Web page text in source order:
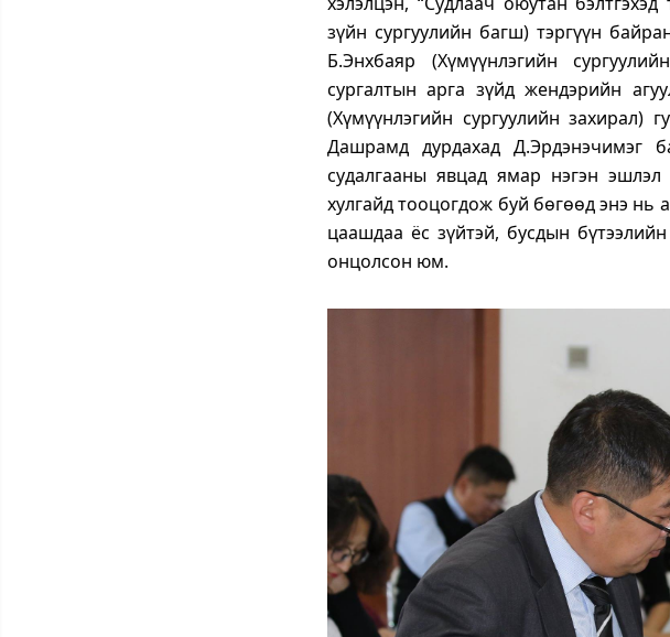
зүйн сургуулийн багш) тэргүүн
Б.Энхбаяр (Хүмүүнлэгийн
сургалтын арга зүйд жендэрийн
(Хүмүүнлэгийн сургуулийн захирал)
Дашрамд дурдахад Д.Эрдэнэчимэг
судалгааны явцад ямар нэгэн
хулгайд тооцогдож буй бөгөөд энэ нь
цаашдаа ёс зүйтэй, бусдын бүтээлийн
онцолсон юм.